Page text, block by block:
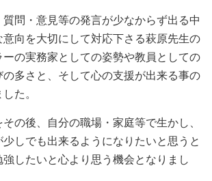
問・意見等の発言が少なからず出る中
向を大切にして対応下さる萩原先生の
の実務家としての姿勢や教員としての
多さと、そして心の支援が出来る事の
た。
の後、自分の職場・家庭等で生かし、
しでも出来るようになりたいと思うと
したいと心より思う機会となりまし